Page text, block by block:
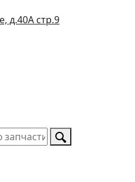
д.40А стр.9